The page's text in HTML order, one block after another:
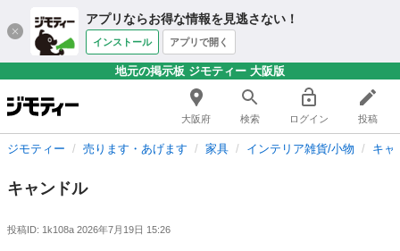
アプリならお得な情報を見逃さない！
インストール アプリで開く
地元の掲示板 ジモティー 大阪版
大阪府 検索 ログイン 投稿
ジモティー 売ります・あげます 家具 インテリア雑貨/小物 キャ
キャンドル
投稿ID: 1k108a 2026年7月19日 15:26